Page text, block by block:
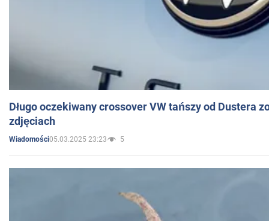
Długo oczekiwany crossover VW tańszy od Dustera
zdjęciach
Wiadomości05.03.2025 23:23 5